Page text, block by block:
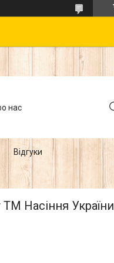
нас
Відгуки
Насіння України